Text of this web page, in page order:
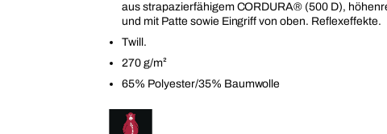
aus strapazierfähigem CORDURA® (500 D),
und mit Patte sowie Eingriff von oben. Reflexeffekte.
Twill.
270 g/m²
65% Polyester/35% Baumwolle